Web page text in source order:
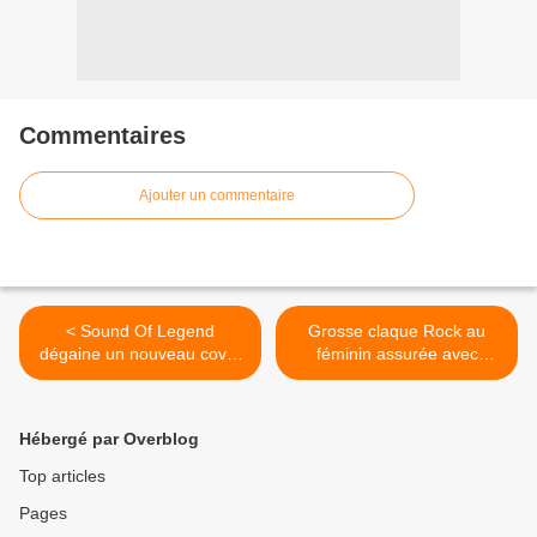
Commentaires
Ajouter un commentaire
< Sound Of Legend
dégaine un nouveau cover
au top !
Grosse claque Rock au
féminin assurée avec
Dragon’s Daughters ! >
Hébergé par Overblog
Top articles
Pages